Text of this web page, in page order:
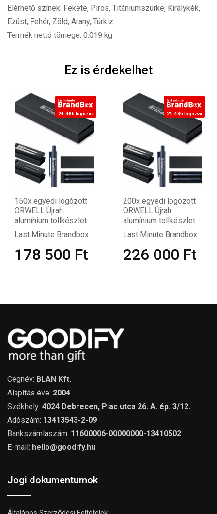
Elérhető színek: Fekete, Piros, Titániumszürke, Királykék,
Ezüst, Fehér, Zöld, Arany, Türkiz
Termék nettó tömege: 0.019 kg
Ez is érdekelhet
24-48h logózva
200x egyedi logózott
ORWELL Újrah.
alumínium tollkészlet
Last Minute Brandbox
226 000 Ft
24-48h logózva
250x egyedi logózott
SONORA PLUS B6
újrahaszn. jegyzetfüzet
Last Minute Brandbox
222 750 Ft
Cégnév: BLAN Kft.
Alapítás éve: 2004
Székhely: 4024 Debrecen, Piac utca 26. A. ép. 3/12.
Adószám: 13413543-2-09
Bankszámlaszám: 11600006-00000000-13410502
E-mail: hello@goodify.hu
Jogi dokumentumok